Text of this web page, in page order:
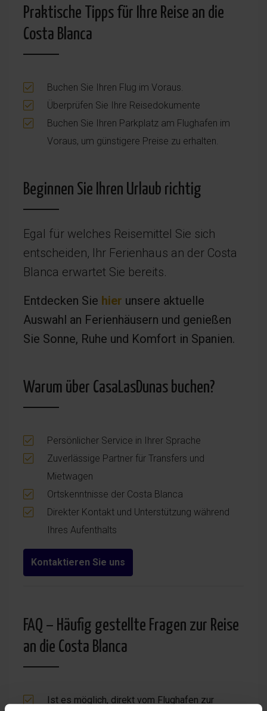
Praktische Tipps für Ihre Reise an die
Costa Blanca
Buchen Sie Ihren Flug im Voraus.
Überprüfen Sie Ihre Reisedokumente
Buchen Sie Ihren Parkplatz am Flughafen im
Voraus, um günstigere Preise zu erhalten.
Beginnen Sie Ihren Urlaub richtig
Egal für welches Reisemittel Sie sich
entscheiden, Ihr Ferienhaus an der Costa
Blanca erwartet Sie bereits.
Entdecken Sie hier unsere aktuelle
Auswahl an Ferienhäusern und genießen
Sie Sonne, Ruhe und Komfort in Spanien.
Warum über CasaLasDunas buchen?
Persönlicher Service in Ihrer Sprache
Zuverlässige Partner für Transfers und
Mietwagen
Ortskenntnisse der Costa Blanca
Direkter Kontakt und Unterstützung während
Ihres Aufenthalts
Kontaktieren Sie uns
FAQ – Häufig gestellte Fragen zur Reise
an die Costa Blanca
Ist es möglich, direkt vom Flughafen zur